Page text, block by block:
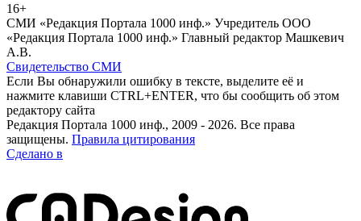
16+
СМИ «Редакция Портала 1000 инф.» Учредитель ООО
«Редакция Портала 1000 инф.» Главный редактор Машкевич
А.В.
Свидетельство СМИ
Если Вы обнаружили ошибку в тексте, выделите её и
нажмите клавиши CTRL+ENTER, что бы сообщить об этом
редактору сайта
Редакция Портала 1000 инф., 2009 - 2026. Все права
защищены. Правила цитирования
Сделано в